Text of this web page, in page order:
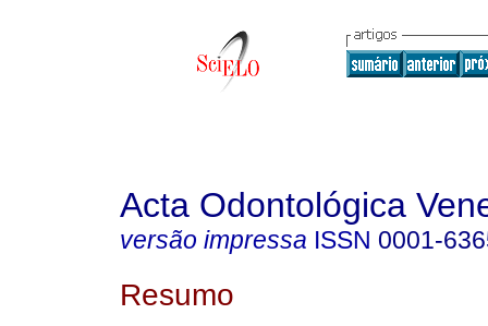
Acta Odontológica
versão impressa ISSN 0001-
Resumo